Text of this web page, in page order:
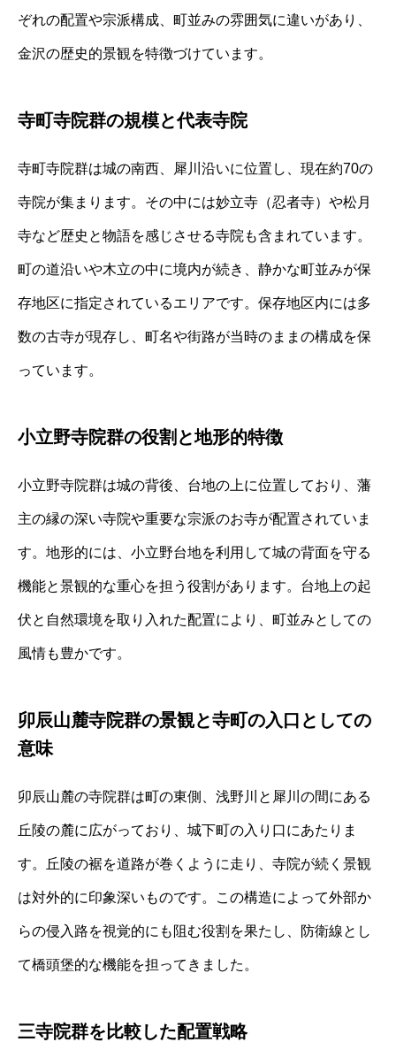
ぞれの配置や宗派構成、町並みの雰囲気に違いがあり、
金沢の歴史的景観を特徴づけています。
寺町寺院群の規模と代表寺院
寺町寺院群は城の南西、犀川沿いに位置し、現在約70の
寺院が集まります。その中には妙立寺（忍者寺）や松月
寺など歴史と物語を感じさせる寺院も含まれています。
町の道沿いや木立の中に境内が続き、静かな町並みが保
存地区に指定されているエリアです。保存地区内には多
数の古寺が現存し、町名や街路が当時のままの構成を保
っています。
小立野寺院群の役割と地形的特徴
小立野寺院群は城の背後、台地の上に位置しており、藩
主の縁の深い寺院や重要な宗派のお寺が配置されていま
す。地形的には、小立野台地を利用して城の背面を守る
機能と景観的な重心を担う役割があります。台地上の起
伏と自然環境を取り入れた配置により、町並みとしての
風情も豊かです。
卯辰山麓寺院群の景観と寺町の入口としての
意味
卯辰山麓の寺院群は町の東側、浅野川と犀川の間にある
丘陵の麓に広がっており、城下町の入り口にあたりま
す。丘陵の裾を道路が巻くように走り、寺院が続く景観
は対外的に印象深いものです。この構造によって外部か
らの侵入路を視覚的にも阻む役割を果たし、防衛線とし
て橋頭堡的な機能を担ってきました。
三寺院群を比較した配置戦略